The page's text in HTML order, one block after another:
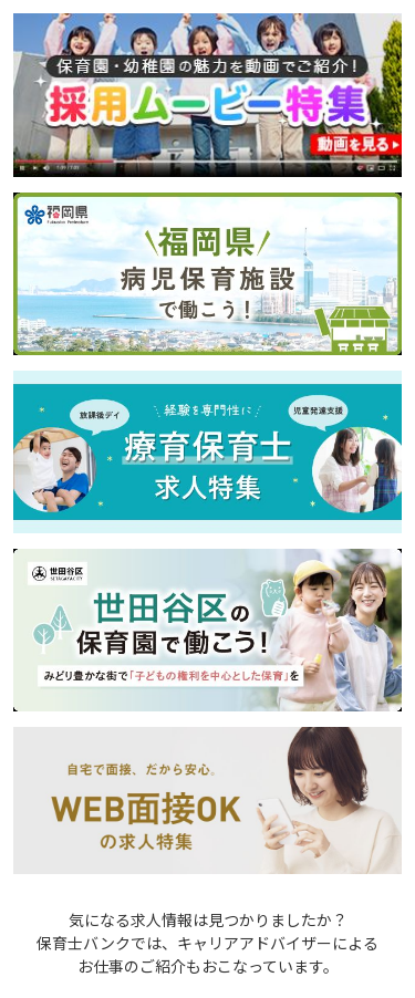
気になる求人情報は見つかりましたか？
保育士バンクでは、キャリアアドバイザーによる
お仕事のご紹介もおこなっています。